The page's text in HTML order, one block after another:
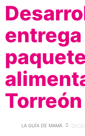
Torreón
LA GUÍA DE MAMÁ